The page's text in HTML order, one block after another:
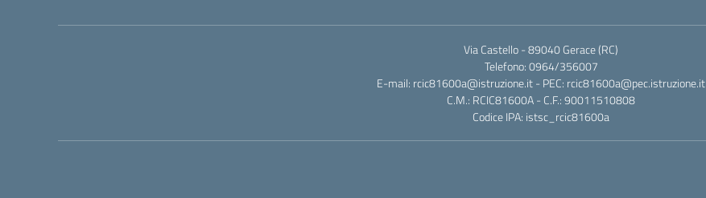
Via Castello - 89040 Gerace (RC)
Telefono: 0964/356007
E-mail: rcic81600a@istruzione.it - PEC: rcic81600a@pec.istruzione.it
C.M.: RCIC81600A - C.F.: 90011510808
Codice IPA: istsc_rcic81600a